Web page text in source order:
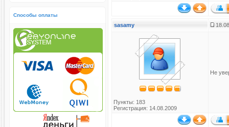
Способы оплаты
sasamy
Пункты: 183
Регистрация: 14.08.2009
Не